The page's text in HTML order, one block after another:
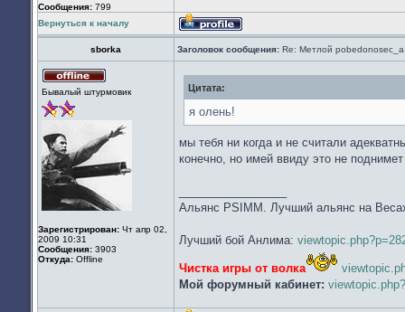
Сообщения: 799
Вернуться к началу
Профиль
sborka
Заголовок сообщения: Re: Метлой pobedonosec_а
в
Бывалый штурмовик
Зарегистрирован: Чт апр 02,
2009 10:31
Сообщения: 3903
Откуда: Offline
Цитата:
я олень!
мы тебя ни когда и не считали
конечно, но имей ввиду это не
Альянс PSIMM. Лучший альянс на
Лучший бой Анлима:
Чистка игры от волка
Мой форумный кабинет: